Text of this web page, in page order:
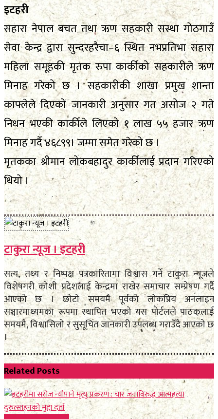
No Result
View All Result
No Result
View All Result
इटहरी
सहारा नेपाल बचत तथा ऋण सहकारी सस्था गोठगाउँ
सेवा केन्द्र द्वारा सुन्दरहरैचा–६ स्थित नभप्रतिभा सहारा
महिला समूहकी मृतक रुपा कार्कीको सहकारीले ऋण
मिनाह गरेको छ । सहकारीकी शाखा प्रमुख शान्ता
काफ्लेले दिएको जानकारी अनुसार गत असोज २ गते
निधन भएकी कार्कीले लिएको १ लाख ५५ हजार ऋण
मिनाह गर्दै ४६८९९। जम्मा समेत गरेको छ ।
मृतकका श्रीमान लोकबहादुर कार्कीलाई प्रदान गरिएको
थियो ।
टाकुरा न्यूज । इटहरी
सत्य, तथ्य र निष्पक्ष पत्रकारितामा विश्वास गर्ने टाकुरा न्यूजले
विशेषगरी कोशी प्रदेशलाई केन्द्रमा राखेर समाचार सम्प्रेषण गर्दै
आएको छ । छोटो समयमै पूर्वको लोकप्रिय अनलाइन
सञ्चारमाध्यमका रूपमा स्थापित भएको यस पोर्टलले पाठकलाई
समयमै, विश्वासिलो र सुसूचित जानकारी उपलब्ध गराउँदै आएको छ
।
RelatedPosts